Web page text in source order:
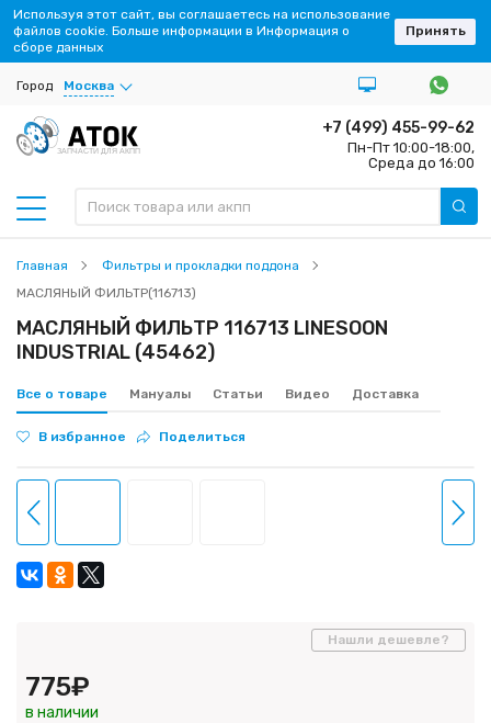
Город Москва
ЗАПЧАСТИ ДЛЯ АКПП
+7 (499) 455-99-62
Пн-Пт 10:00-18:00,
Среда до 16:00
Главная
Фильтры и прокладки поддона
МАСЛЯНЫЙ ФИЛЬТР(116713)
МАСЛЯНЫЙ ФИЛЬТР 116713 LINESOON
INDUSTRIAL (45462)
Все о товаре Мануалы Статьи Видео Доставка
В избранное Поделиться
775₽
в наличии
Нашли дешевле?
Используя этот сайт, вы соглашаетесь на использование
файлов cookie. Больше информации в Информация о
сборе данных
Принять